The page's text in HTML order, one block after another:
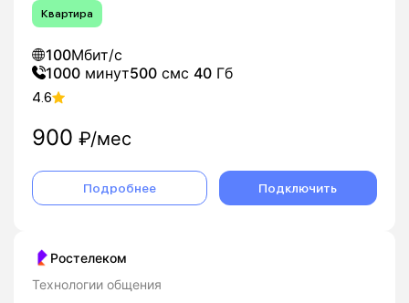
Квартира
100Мбит/с
1000 минут500 смс 40 Гб
4.6
900 ₽/мес
Подробнее Подключить
Ростелеком
Технологии общения